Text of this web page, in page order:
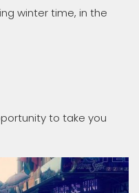
Macedonia
Village